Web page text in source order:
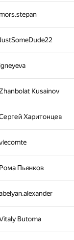
mors.stepan
igneyeva
Kusainov
Харитонцев
Рома Пьянков
Butoma